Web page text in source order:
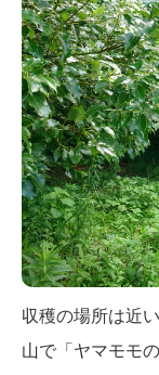
収穫の場所は近
山で「ヤマモモ